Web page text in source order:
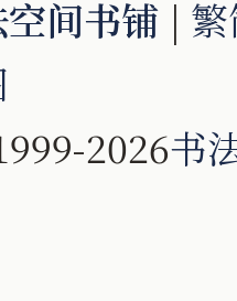
间书铺 |
2026书